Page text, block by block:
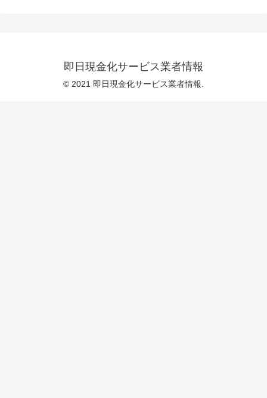
即日現金化サービス業者情報
© 2021 即日現金化サービス業者情報.